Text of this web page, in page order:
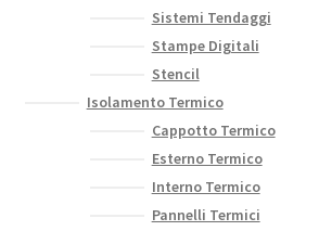
Sistemi Tendaggi
Stampe Digitali
Stencil
Isolamento Termico
Cappotto Termico
Esterno Termico
Interno Termico
Pannelli Termici